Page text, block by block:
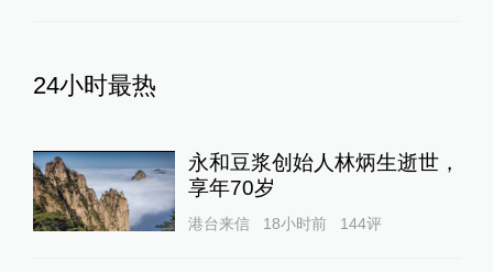
24小时最热
永和豆浆创始人林炳生逝世，
享年70岁
港台来信 18小时前 144评